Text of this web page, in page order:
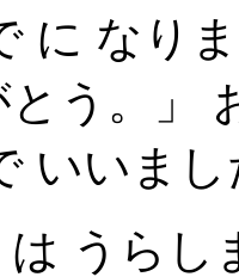
に なり
う。」
いいま
うらし